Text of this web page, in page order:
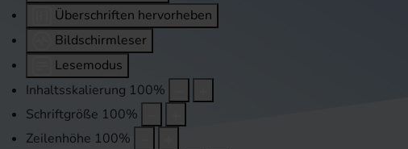
Überschriften hervorheben
Bildschirmleser
Lesemodus
Inhaltsskalierung 100%
Schriftgröße 100%
Zeilenhöhe 100%